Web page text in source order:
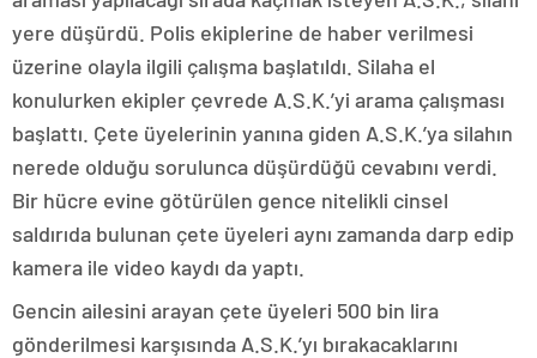
yere düşürdü. Polis ekiplerine de haber verilmesi
üzerine olayla ilgili çalışma başlatıldı. Silaha el
konulurken ekipler çevrede A.S.K.’yi arama çalışması
başlattı. Çete üyelerinin yanına giden A.S.K.’ya silahın
nerede olduğu sorulunca düşürdüğü cevabını verdi.
Bir hücre evine götürülen gence nitelikli cinsel
saldırıda bulunan çete üyeleri aynı zamanda darp edip
kamera ile video kaydı da yaptı.
Gencin ailesini arayan çete üyeleri 500 bin lira
gönderilmesi karşısında A.S.K.’yı bırakacaklarını